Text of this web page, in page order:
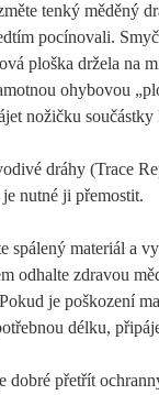
tenký měděný
pocínovali.
ploška držela na
ohybovou
nožičku součástky
dráhy (Trace
nutné ji přemostit.
materiál a
odhalte zdravou
je poškození
délku,
přetřít